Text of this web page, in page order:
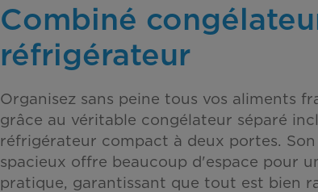
Combiné
réfrigérateur
Organisez sans peine tous vos aliments
grâce au véritable congélateur séparé
réfrigérateur compact à deux portes. Son
spacieux offre beaucoup d'espace pour
pratique, garantissant que tout est bien